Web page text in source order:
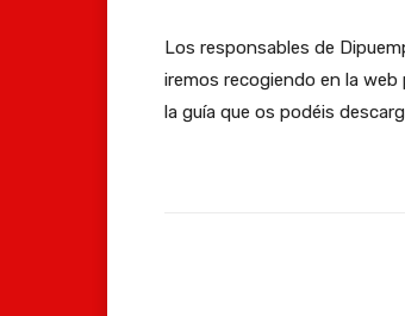
Los responsables de
iremos recogiendo en la
la guía que os podéis